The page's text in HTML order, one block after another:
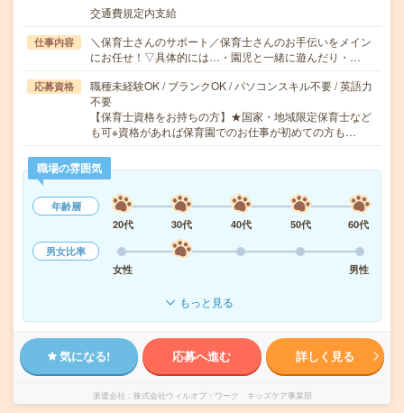
交通費規定内支給
仕事内容
＼保育士さんのサポート／保育士さんのお手伝いをメイン
にお任せ！▽具体的には…・園児と一緒に遊んだり・…
応募資格
職種未経験OK / ブランクOK / パソコンスキル不要 / 英語力
不要
【保育士資格をお持ちの方】★国家・地域限定保育士など
も可※資格があれば保育園でのお仕事が初めての方も…
職場の雰囲気
年齢層
20代
30代 40代 50代
60代
男女比率
女性
男性
もっと見る
気になる! 応募へ進む 詳しく見る
派遣会社 株式会社ウィルオブ・ワーク キッズケア事業部